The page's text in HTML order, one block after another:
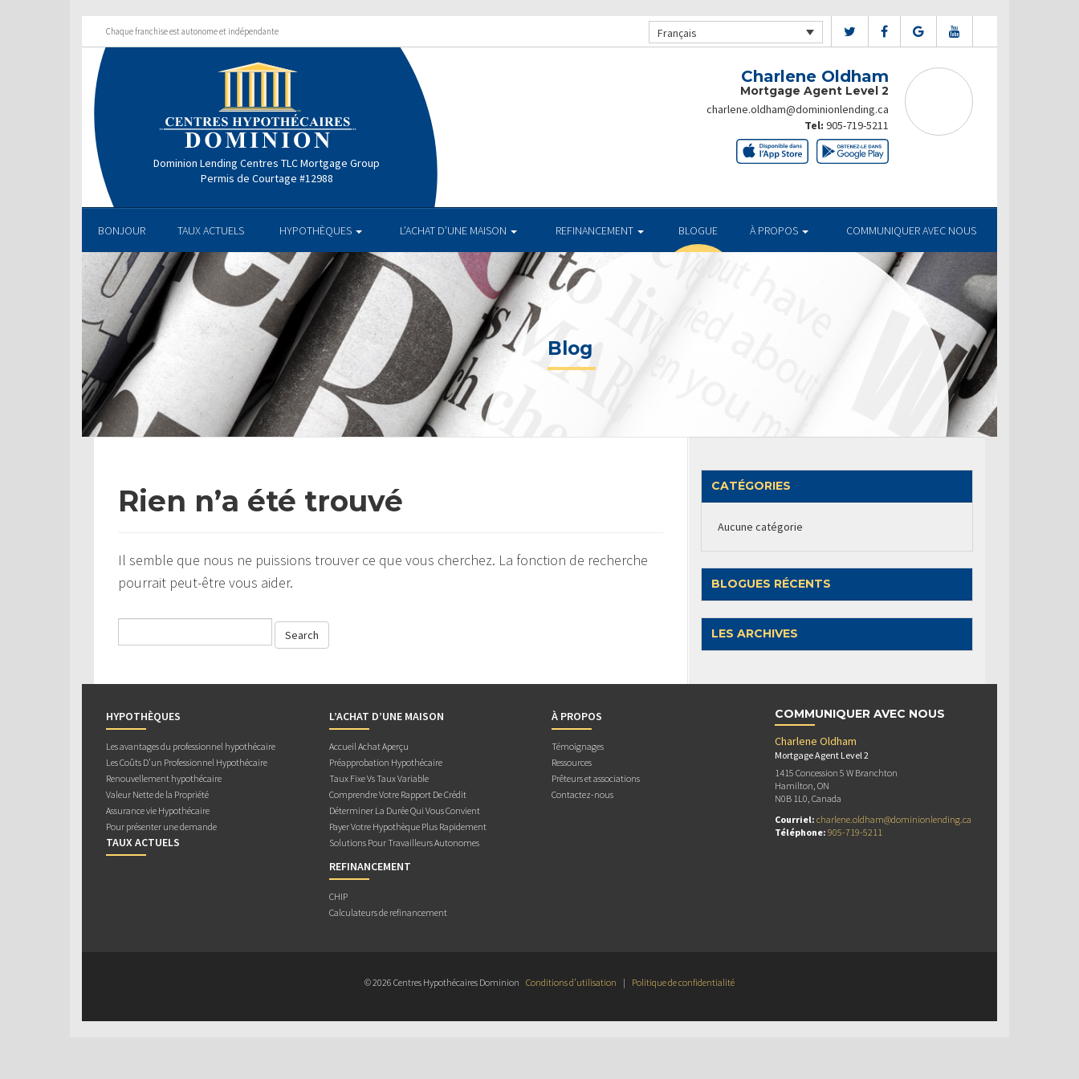
Chaque franchise est autonome et indépendante Français
Dominion Lending Centres TLC Mortgage Group
Permis de Courtage #12988
Charlene Oldham
Mortgage Agent Level 2
charlene.oldham@dominionlending.ca
Tel: 905-719-5211
BONJOUR TAUX ACTUELS HYPOTHÈQUES L’ACHAT D’UNE MAISON REFINANCEMENT BLOGUE À PROPOS COMMUNIQUER AVEC NOUS
Blog
Rien n’a été trouvé
Il semble que nous ne puissions trouver ce que vous cherchez. La fonction de recherche
pourrait peut-être vous aider.
CATÉGORIES
Aucune catégorie
BLOGUES RÉCENTS
LES ARCHIVES
HYPOTHÈQUES
Les avantages du professionnel hypothécaire
Les Coûts D’un Professionnel Hypothécaire
Renouvellement hypothécaire
Valeur Nette de la Propriété
Assurance vie Hypothécaire
Pour présenter une demande
TAUX ACTUELS
L’ACHAT D’UNE MAISON
Accueil Achat Aperçu
Préapprobation Hypothécaire
Taux Fixe Vs Taux Variable
Comprendre Votre Rapport De Crédit
Déterminer La Durée Qui Vous Convient
Payer Votre Hypothèque Plus Rapidement
Solutions Pour Travailleurs Autonomes
REFINANCEMENT
CHIP
Calculateurs de refinancement
À PROPOS
Témoignages
Ressources
Prêteurs et associations
Contactez-nous
COMMUNIQUER AVEC NOUS
Charlene Oldham
Mortgage Agent Level 2
1415 Concession 5 W Branchton
Hamilton, ON
N0B 1L0, Canada
Courriel: charlene.oldham@dominionlending.ca
Téléphone: 905-719-5211
© 2026 Centres Hypothécaires Dominion Conditions d’utilisation | Politique de confidentialité